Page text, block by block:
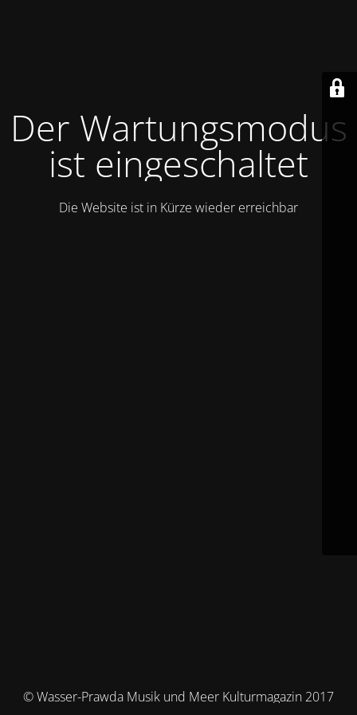
Der Wartungsmodus
ist eingeschaltet
Die Website ist in Kürze wieder erreichbar
© Wasser-Prawda Musik und Meer Kulturmagazin 2017